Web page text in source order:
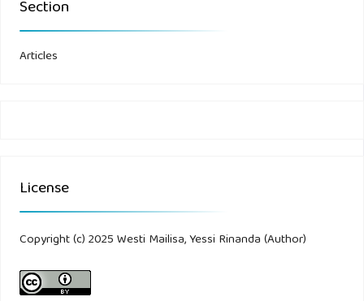
Informasi Akuntansi Penjualan pada PT. Sintesa Kayan
Mentarang.
Section
Articles
License
Copyright (c) 2025 Westi Mailisa, Yessi Rinanda (Author)